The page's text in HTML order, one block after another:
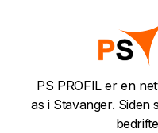
PS PROFIL er en
as i Stavanger.